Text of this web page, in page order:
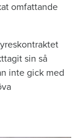
omfattande
sin så
inte gick med